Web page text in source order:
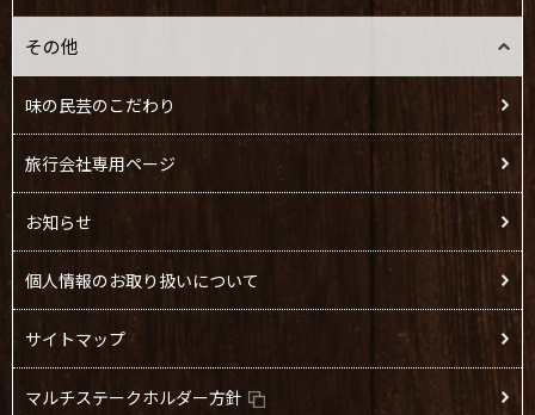
その他
味の民芸のこだわり
旅行会社専用ページ
お知らせ
個人情報のお取り扱いについて
サイトマップ
マルチステークホルダー方針